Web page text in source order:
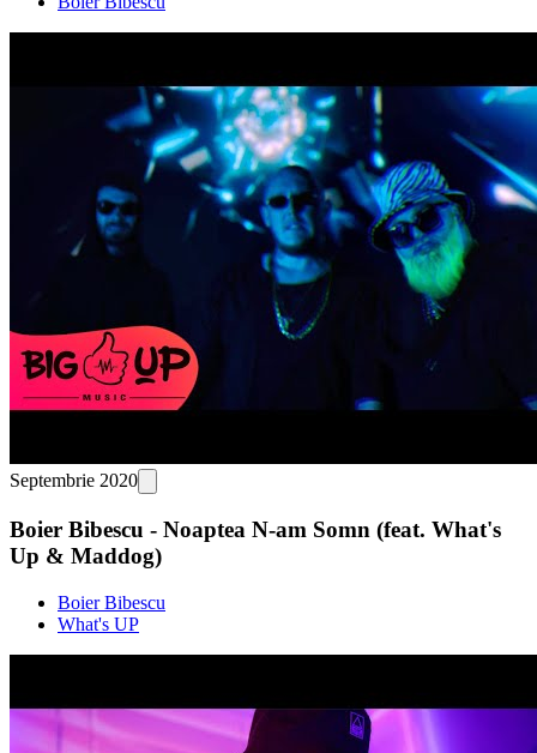
Septembrie 2020
Boier Bibescu - Noaptea N-am Somn (feat. What's
Up & Maddog)
Boier Bibescu
What's UP